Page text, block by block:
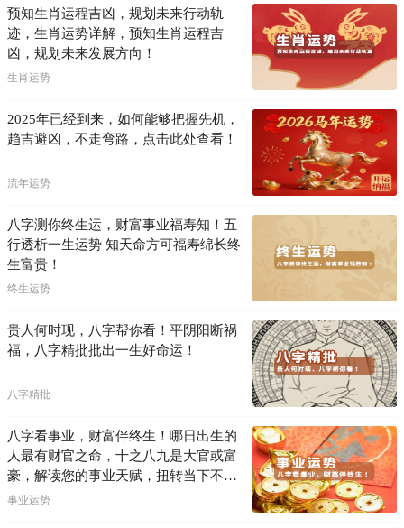
预知生肖运程吉凶，规划未来行动轨
迹，生肖运势详解，预知生肖运程吉
凶，规划未来发展方向！
生肖运势
2025年已经到来，如何能够把握先机，
趋吉避凶，不走弯路，点击此处查看！
流年运势
八字测你终生运，财富事业福寿知！五
行透析一生运势 知天命方可福寿绵长终
生富贵！
终生运势
贵人何时现，八字帮你看！平阴阳断祸
福，八字精批批出一生好命运！
八字精批
八字看事业，财富伴终生！哪日出生的
人最有财官之命，十之八九是大官或富
豪，解读您的事业天赋，扭转当下不利
困局！！
事业运势